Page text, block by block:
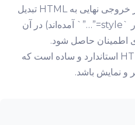
داده شود. ساختار Markdown در خروجی نهایی به HTML تبدیل
شده و استایل‌های پیشنهادی (که در `style=”…”` آمده‌اند) در آن
اطمینان حاصل شود.
* هدف، ارائه یک ساختار HTML/CSS استاندارد و ساده است که
و نمایش باشد.